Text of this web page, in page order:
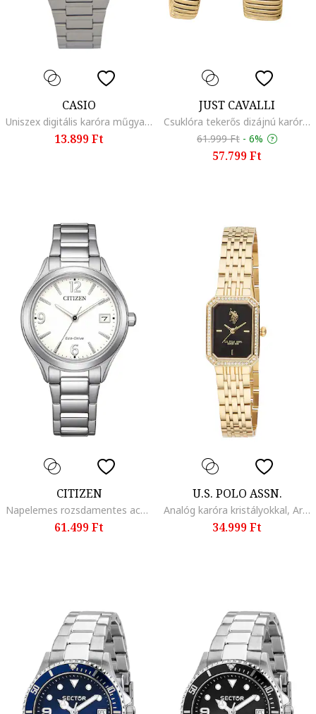
CASIO
Uniszex digitális karóra műgyanta tokkal, Ezüstszín
13.899 Ft
JUST CAVALLI
Csuklóra tekerős dizájnú karóra logós számlappal, Aranyszín
61.999 Ft - 6%
57.799 Ft
CITIZEN
Napelemes rozsdamentes acél karóra, Ezüstszín
61.499 Ft
U.S. POLO ASSN.
Analóg karóra kristályokkal, Aranyszín
34.999 Ft